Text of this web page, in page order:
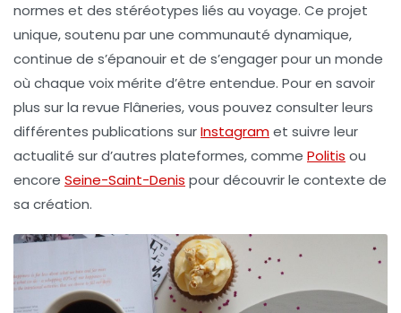
normes et des stéréotypes liés au voyage. Ce projet
unique, soutenu par une communauté dynamique,
continue de s’épanouir et de s’engager pour un monde
où chaque voix mérite d’être entendue. Pour en savoir
plus sur la revue Flâneries, vous pouvez consulter leurs
différentes publications surInstagramet suivre leur
actualité sur d’autres plateformes, comme Politis ou
encore Seine-Saint-Denis pour découvrir le contexte de
sa création.